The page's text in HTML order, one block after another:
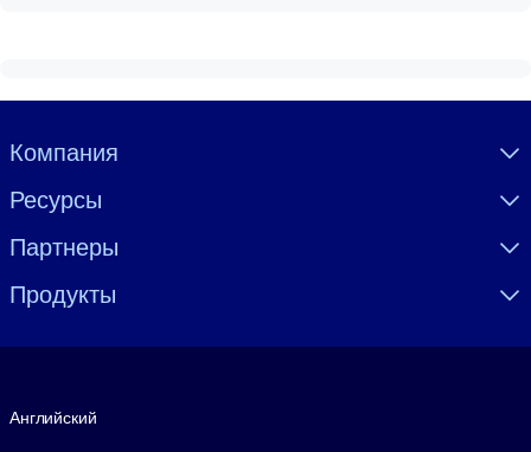
Visually hidden Text
Компания
Ресурсы
Партнеры
Продукты
Английский